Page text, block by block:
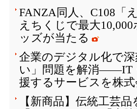
FANZA同人、C108「
えちくじで最大
ッズが当たる
企業のデジタル化で
い」問題を解消――IT
援するサービスを株
【新商品】伝統工芸